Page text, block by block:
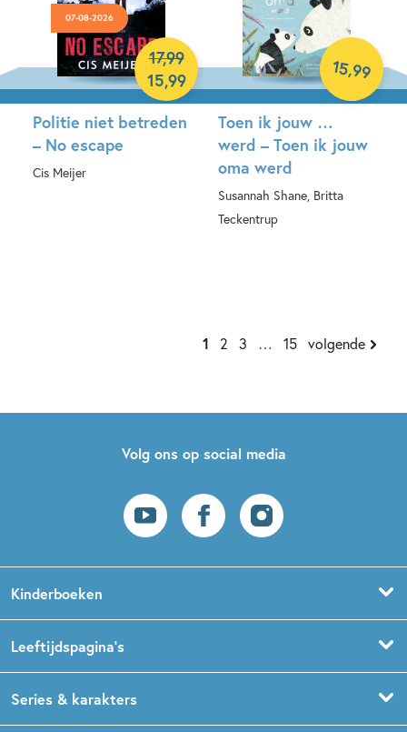
07-08-2026
Politie niet betreden
– No escape
Cis Meijer
17,99
15,99
Toen ik jouw …
werd – Toen ik jouw
oma werd
Susannah Shane, Britta
Teckentrup
15,99
1 2 3 … 15 volgende
Volg ons op social media
Kinderboeken
Prentenboeken
Leeftijdspagina’s
Boekentips 1,5 - 3 jaar
Series & karakters